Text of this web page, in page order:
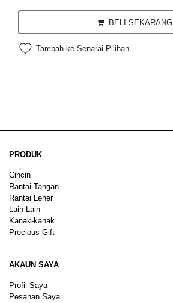
BELI SEKARANG
Tambah ke Senarai Pilihan
PRODUK
Cincin
Rantai Tangan
Rantai Leher
Lain-Lain
Kanak-kanak
Precious Gift
AKAUN SAYA
Profil Saya
Pesanan Saya